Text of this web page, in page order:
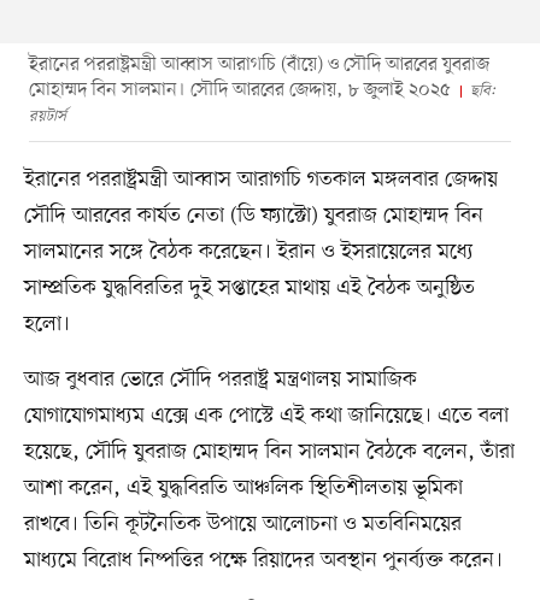
ইরানের পররাষ্ট্রমন্ত্রী আব্বাস আরাগচি (বাঁয়ে) ও সৌদি আরবের যুবরাজ
মোহাম্মদ বিন সালমান। সৌদি আরবের জেদ্দায়, ৮ জুলাই ২০২৫
ছবি:
রয়টার্স
ইরানের পররাষ্ট্রমন্ত্রী আব্বাস আরাগচি গতকাল মঙ্গলবার জেদ্দায়
সৌদি আরবের কার্যত নেতা (ডি ফ্যাক্টো) যুবরাজ মোহাম্মদ বিন
সালমানের সঙ্গে বৈঠক করেছেন। ইরান ও ইসরায়েলের মধ্যে
সাম্প্রতিক যুদ্ধবিরতির দুই সপ্তাহের মাথায় এই বৈঠক অনুষ্ঠিত
হলো।
আজ বুধবার ভোরে সৌদি পররাষ্ট্র মন্ত্রণালয় সামাজিক
যোগাযোগমাধ্যম এক্সে এক পোস্টে এই কথা জানিয়েছে। এতে বলা
হয়েছে, সৌদি যুবরাজ মোহাম্মদ বিন সালমান বৈঠকে বলেন, তাঁরা
আশা করেন, এই যুদ্ধবিরতি আঞ্চলিক স্থিতিশীলতায় ভূমিকা
রাখবে। তিনি কূটনৈতিক উপায়ে আলোচনা ও মতবিনিময়ের
মাধ্যমে বিরোধ নিষ্পত্তির পক্ষে রিয়াদের অবস্থান পুনর্ব্যক্ত করেন।